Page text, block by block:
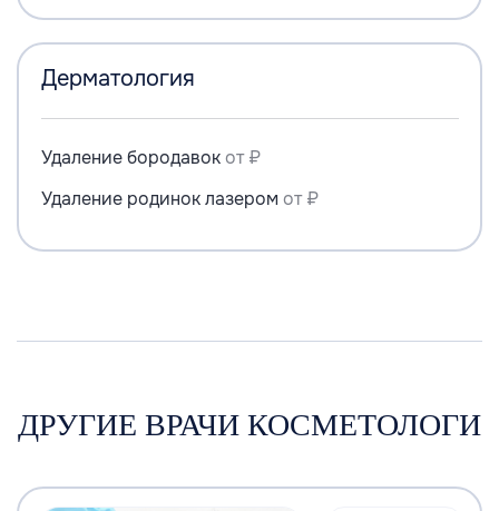
Дерматология
Удаление бородавокот ₽
Удаление родинок лазеромот ₽
ДРУГИЕ ВРАЧИ КОСМЕТОЛОГИ